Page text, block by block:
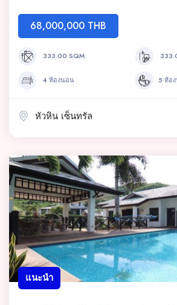
68,000,000 THB
333.00 SQM
4 ห้องนอน 5 ห้อ
หัวหิน เซ็นทรัล
แนะนำ